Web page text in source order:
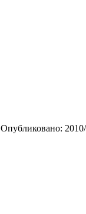
Опубликовано: